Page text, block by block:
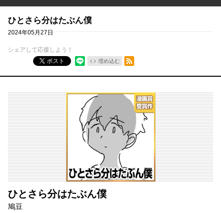
ひとさら分はたぶん僕
2024年05月27日
シェアして応援しよう！
ポスト
埋め込む
RSSフィード
ひとさら分はたぶん僕
鳩豆